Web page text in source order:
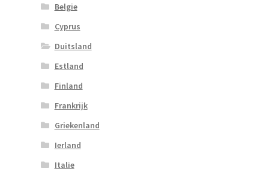
Belgie
Cyprus
Duitsland
Estland
Finland
Frankrijk
Griekenland
Ierland
Italie